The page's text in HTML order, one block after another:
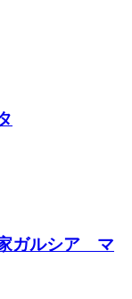
ガルシア゠マ